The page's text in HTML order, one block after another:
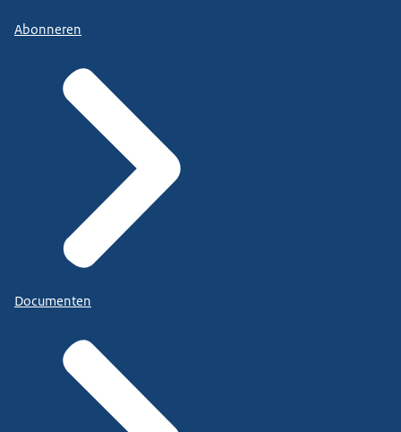
Abonneren
Documenten